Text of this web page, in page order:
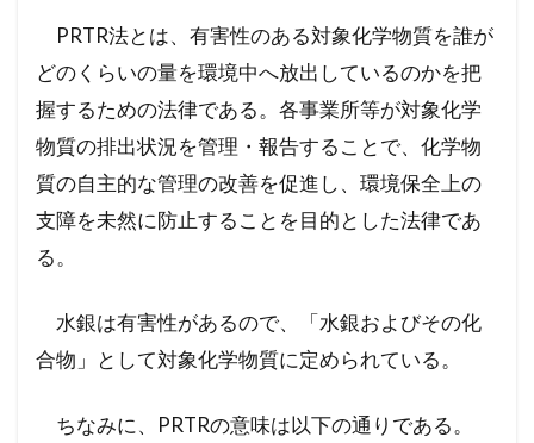
PRTR法とは、有害性のある対象化学物質を誰が
どのくらいの量を環境中へ放出しているのかを把
握するための法律である。各事業所等が対象化学
物質の排出状況を管理・報告することで、化学物
質の自主的な管理の改善を促進し、環境保全上の
支障を未然に防止することを目的とした法律であ
る。
水銀は有害性があるので、「水銀およびその化
合物」として対象化学物質に定められている。
ちなみに、PRTRの意味は以下の通りである。